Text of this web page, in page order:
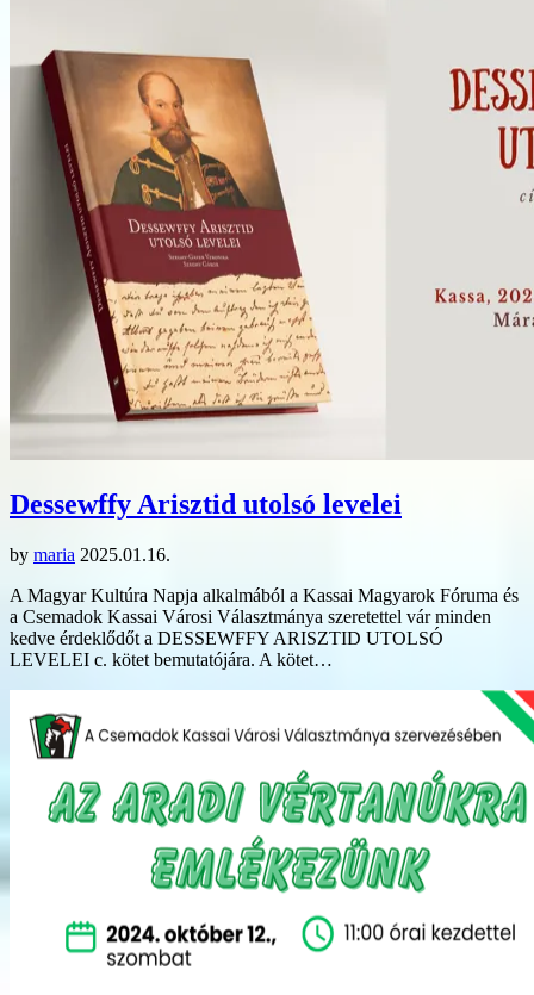
Dessewffy Arisztid utolsó levelei
by maria 2025.01.16.
A Magyar Kultúra Napja alkalmából a Kassai Magyarok Fóruma és
a Csemadok Kassai Városi Választmánya szeretettel vár minden
kedve érdeklődőt a DESSEWFFY ARISZTID UTOLSÓ
LEVELEI c. kötet bemutatójára. A kötet…